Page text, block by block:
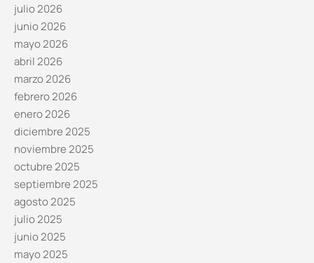
julio 2026
junio 2026
mayo 2026
abril 2026
marzo 2026
febrero 2026
enero 2026
diciembre 2025
noviembre 2025
octubre 2025
septiembre 2025
agosto 2025
julio 2025
junio 2025
mayo 2025